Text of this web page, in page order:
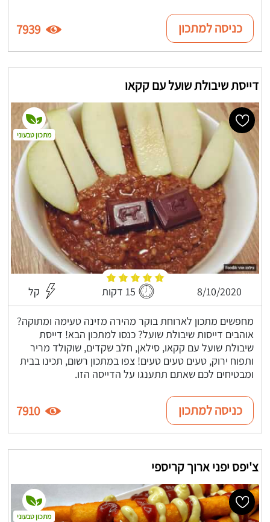
כניסה למתכון 7939
דייסת שיבולת שועל עם קקאו
8/10/2020 15 דקות קל
מחפשים מתכון לארוחת בוקר מהירה מזינה טעימה ומתוקה?
אוהבים דייסות שיבולת שועל? כנסו למתכון הבא! דייסת
שיבולת שועל עם קקאו, סילאן, חלב שקדים, שוקולד מריר
ותפוח ירוק, טעים טעים טעים! צפו במתכון רשום, תכינו בבית
ומבטיחים לכם שאתם תתענגו על הדייסה הזו.
מתכון טבעוני
כניסה למתכון 7910
צ'יפס יפני ארוך קריספי
מתכון טבעוני